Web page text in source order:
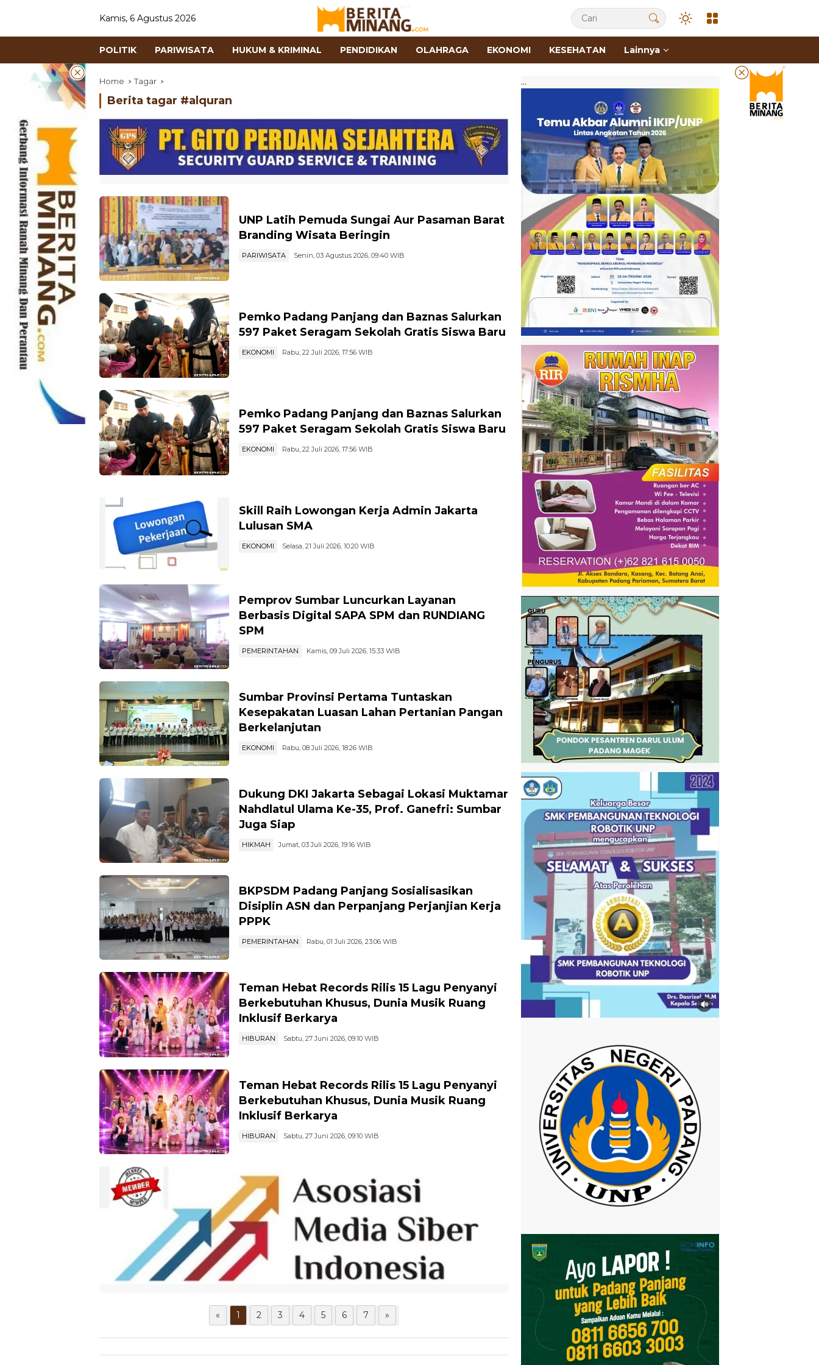
Kamis, 6 Agustus 2026
POLITIK PARIWISATA HUKUM & KRIMINAL PENDIDIKAN OLAHRAGA EKONOMI KESEHATAN Lainnya
Home Tagar
Berita tagar #alquran
UNP Latih Pemuda Sungai Aur Pasaman Barat
Branding Wisata Beringin
PARIWISATA Senin, 03 Agustus 2026, 09:40 WIB
Pemko Padang Panjang dan Baznas Salurkan
597 Paket Seragam Sekolah Gratis Siswa Baru
EKONOMI Rabu, 22 Juli 2026, 17:56 WIB
Pemko Padang Panjang dan Baznas Salurkan
597 Paket Seragam Sekolah Gratis Siswa Baru
EKONOMI Rabu, 22 Juli 2026, 17:56 WIB
Skill Raih Lowongan Kerja Admin Jakarta
Lulusan SMA
EKONOMI Selasa, 21 Juli 2026, 10:20 WIB
Pemprov Sumbar Luncurkan Layanan
Berbasis Digital SAPA SPM dan RUNDIANG
SPM
PEMERINTAHAN Kamis, 09 Juli 2026, 15:33 WIB
Sumbar Provinsi Pertama Tuntaskan
Kesepakatan Luasan Lahan Pertanian Pangan
Berkelanjutan
Dukung DKI Jakarta Sebagai Lokasi Muktamar
Nahdlatul Ulama Ke-35, Prof. Ganefri: Sumbar
Juga Siap
BKPSDM Padang Panjang Sosialisasikan
PPPK
Teman Hebat Records Rilis 15 Lagu Penyanyi
Berkebutuhan Khusus, Dunia Musik Ruang
Inklusif Berkarya
Teman Hebat Records Rilis 15 Lagu Penyanyi
Berkebutuhan Khusus, Dunia Musik Ruang
Inklusif Berkarya
« 1 2 3 4 5 6 7 »
...